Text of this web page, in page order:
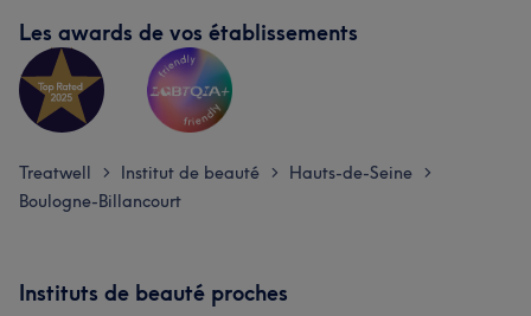
Les awards de vos établissements
Treatwell > Institut de beauté > Hauts-de-Seine >
Boulogne-Billancourt
Instituts de beauté proches